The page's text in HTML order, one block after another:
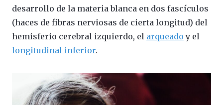
desarrollo de la materia blanca en dos fascículos
(haces de fibras nerviosas de cierta longitud) del
hemisferio cerebral izquierdo, el arqueado y el
longitudinal inferior.